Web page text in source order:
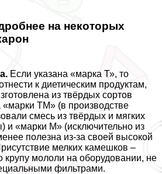
на некоторых
Если указана «марка Т», то
к диетическим продуктам,
из твёрдых сортов
ТМ» (в производстве
смесь из твёрдых и мягких
и «марки М» (исключительно из
полезна из-за своей высокой
мелких камешков –
крупу мололи на оборудовании, не
фильтрами.